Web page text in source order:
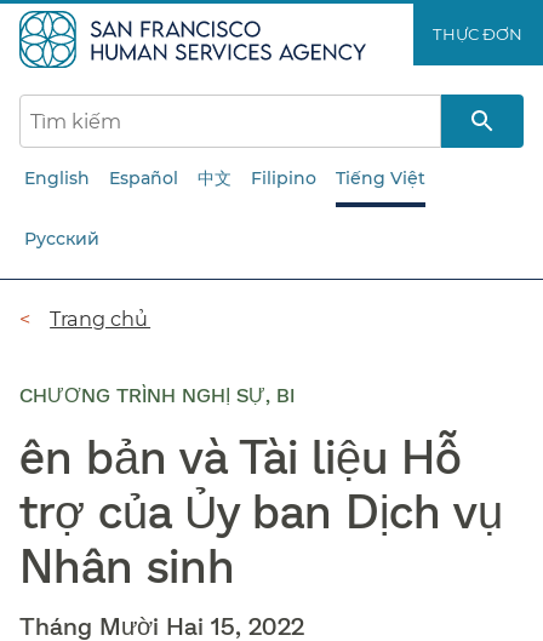
đến
nội
dung
THỰC ĐƠN​​
English Español 中文 Filipino Tiếng Việt
Русский
Đường
Trang chủ​​
CHƯƠNG TRÌNH NGHỊ SỰ, BI
ên bản và Tài liệu Hỗ
trợ của Ủy ban Dịch vụ
Nhân sinh​​
Tháng Mười Hai 15, 2022​​